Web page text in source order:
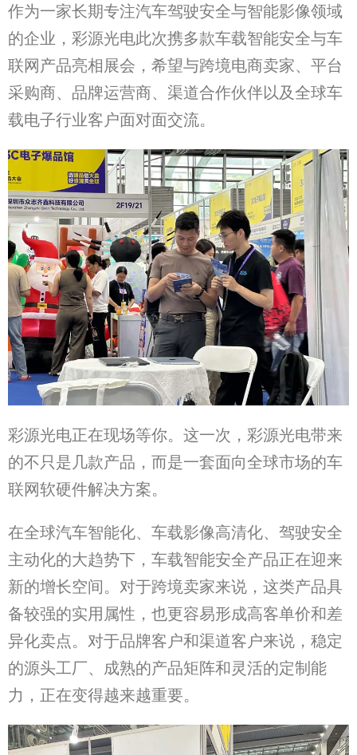
作为一家长期专注汽车驾驶安全与智能影像领域
的企业，彩源光电此次携多款车载智能安全与车
联网产品亮相展会，希望与跨境电商卖家、平台
采购商、品牌运营商、渠道合作伙伴以及全球车
载电子行业客户面对面交流。
彩源光电正在现场等你。这一次，彩源光电带来
的不只是几款产品，而是一套面向全球市场的车
联网软硬件解决方案。
在全球汽车智能化、车载影像高清化、驾驶安全
主动化的大趋势下，车载智能安全产品正在迎来
新的增长空间。对于跨境卖家来说，这类产品具
备较强的实用属性，也更容易形成高客单价和差
异化卖点。对于品牌客户和渠道客户来说，稳定
的源头工厂、成熟的产品矩阵和灵活的定制能
力，正在变得越来越重要。